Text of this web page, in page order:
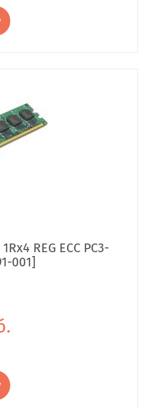
REG ECC PC3-
001]